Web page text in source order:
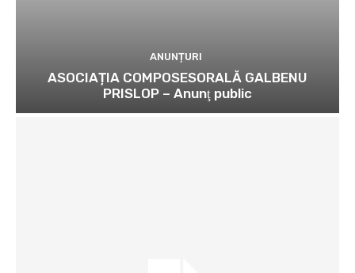
ANUNȚURI
ASOCIAȚIA COMPOSESORALĂ GALBENU
PRISLOP – Anunţ public